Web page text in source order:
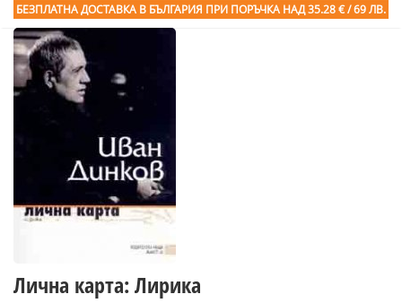
БЕЗПЛАТНА ДОСТАВКА В БЪЛГАРИЯ ПРИ ПОРЪЧКА НАД 35.28 € / 69 ЛВ.
Лична карта: Лирика